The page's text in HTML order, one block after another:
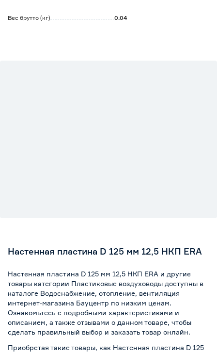
Вес брутто (кг) 0.04
Настенная пластина D 125 мм 12,5 НКП ERA
Настенная пластина D 125 мм 12,5 НКП ERA и другие
товары категории Пластиковые воздуховоды доступны в
каталоге Водоснабжение, отопление, вентиляция
интернет-магазина Бауцентр по низким ценам.
Ознакомьтесь с подробными характеристиками и
описанием, а также отзывами о данном товаре, чтобы
сделать правильный выбор и заказать товар онлайн.
Приобретая такие товары, как Настенная пластина D 125